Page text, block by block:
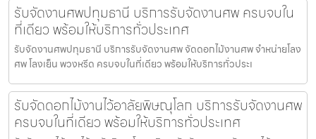
รับจัดงานศพปทุมธานี บริการรับจัดงานศพ ครบจบใน
ที่เดียว พร้อมให้บริการทั่วประเทศ
รับจัดงานศพปทุมธานี บริการรับจัดงานศพ จัดดอกไม้งานศพ จำหน่ายโลง
ศพ โลงเย็น พวงหรีด ครบจบในที่เดียว พร้อมให้บริการทั่วประเ
รับจัดดอกไม้งานไว้อาลัยพิษณุโลก บริการรับจัดงานศพ
ครบจบในที่เดียว พร้อมให้บริการทั่วประเทศ